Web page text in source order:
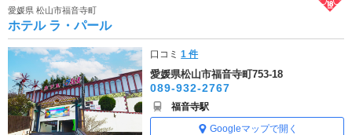
愛媛県 松山市福音寺町
ホテル ラ・パール
口コミ1 件
愛媛県松山市福音寺町753-18
089-932-2767
福音寺駅
Googleマップで開く